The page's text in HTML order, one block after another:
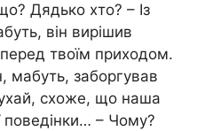
Дядько хто? – Із
він вирішив
перед твоїм приходом.
мабуть, заборгував
схоже, що наша
поведінки… – Чому?